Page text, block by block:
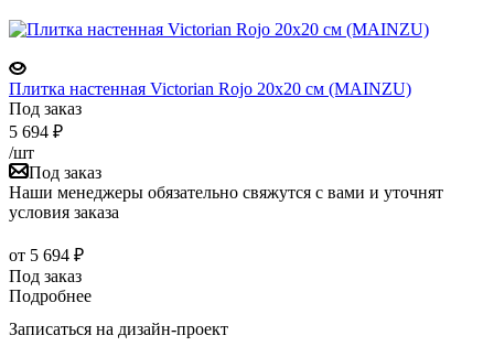
Плитка настенная Victorian Rojo 20x20 см (MAINZU)
Под заказ
5 694 ₽
/шт
Под заказ
Наши менеджеры обязательно свяжутся с вами и уточнят
условия заказа
от 5 694 ₽
Под заказ
Подробнее
Записаться на дизайн-проект